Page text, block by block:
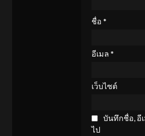
ชื่อ *
อีเมล *
เว็บไซต์
บันทึกชื่อ, อี
ไป